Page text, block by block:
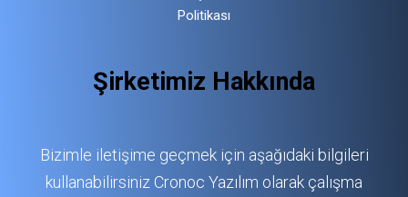
Politikası
Şirketimiz Hakkında
Bizimle iletişime geçmek için aşağıdaki bilgileri
kullanabilirsiniz Cronoc Yazılım olarak çalışma